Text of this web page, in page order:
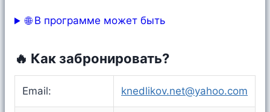
🌐 В программе может быть
🔥 Как забронировать?
Email: knedlikov.net@yahoo.com